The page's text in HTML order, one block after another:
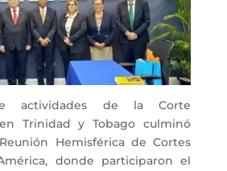
actividades de la Corte
Trinidad y Tobago culminó
Hemisférica de Cortes
donde participaron el